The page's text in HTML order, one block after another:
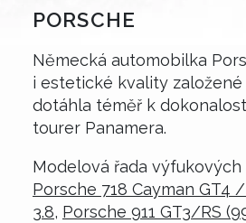
PORSCHE
Německá automobilka
i estetické kvality
dotáhla téměř k
tourer Panamera.
Modelová řada
Porsche 718 Cayman GT4
3.8, Porsche 911 GT3/RS